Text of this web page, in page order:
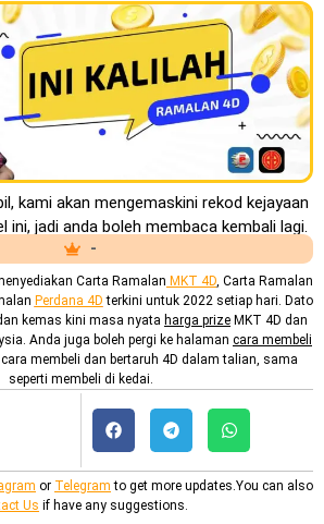
kami akan mengemaskini rekod kejayaan
ini, jadi anda boleh membaca kembali lagi.
-
Carta Ramalan MKT 4D, Carta Ramalan
Perdana 4D terkini untuk 2022 setiap hari. Dato
kemas kini masa nyata harga prize MKT 4D dan
Anda juga boleh pergi ke halaman cara membeli
membeli dan bertaruh 4D dalam talian, sama
seperti membeli di kedai.
or Telegram to get more updates.You can also
Us if have any suggestions.